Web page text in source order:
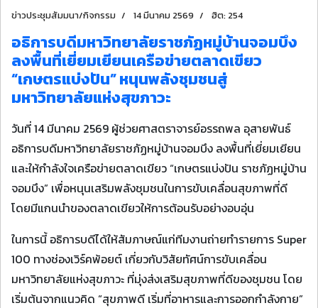
ข่าวประชุมสัมมนา/กิจกรรม 14 มีนาคม 2569 ฮิต: 254
อธิการบดีมหาวิทยาลัยราชภัฏหมู่บ้านจอมบึง
ลงพื้นที่เยี่ยมเยียนเครือข่ายตลาดเขียว
“เกษตรแบ่งปัน” หนุนพลังชุมชนสู่
มหาวิทยาลัยแห่งสุขภาวะ
วันที่ 14 มีนาคม 2569 ผู้ช่วยศาสตราจารย์อรรถพล อุสายพันธ์
อธิการบดีมหาวิทยาลัยราชภัฏหมู่บ้านจอมบึง ลงพื้นที่เยี่ยมเยียน
และให้กำลังใจเครือข่ายตลาดเขียว “เกษตรแบ่งปัน ราชภัฏหมู่บ้าน
จอมบึง” เพื่อหนุนเสริมพลังชุมชนในการขับเคลื่อนสุขภาพที่ดี
โดยมีแกนนำของตลาดเขียวให้การต้อนรับอย่างอบอุ่น
ในการนี้ อธิการบดีได้ให้สัมภาษณ์แก่ทีมงานถ่ายทำรายการ Super
100 ทางช่องเวิร์คพ้อยต์ เกี่ยวกับวิสัยทัศน์การขับเคลื่อน
มหาวิทยาลัยแห่งสุขภาวะ ที่มุ่งส่งเสริมสุขภาพที่ดีของชุมชน โดย
เริ่มต้นจากแนวคิด “สุขภาพดี เริ่มที่อาหารและการออกกำลังกาย”